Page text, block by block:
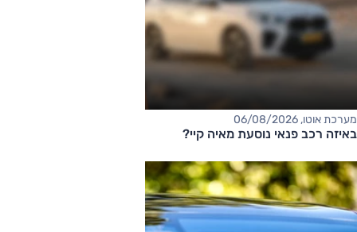
מערכת אוטו, 06/08/2026
באיזה רכב פנאי נוסעת מאיה קיי?